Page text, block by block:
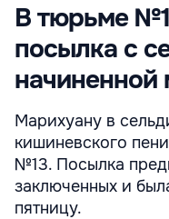
В тюрьме
посылка с
начиненной
Марихуану в
кишиневского
№13. Посылка
заключенных и
пятницу.